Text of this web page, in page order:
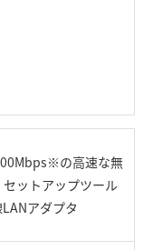
の高速な無
ットアップツール
アダプタ